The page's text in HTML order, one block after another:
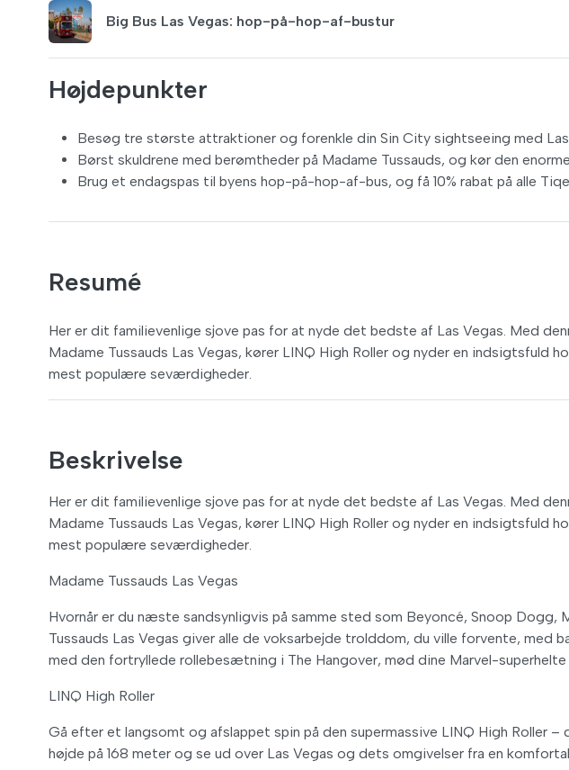
Big Bus Las Vegas: hop-på-hop-af-bustur
Højdepunkter
Besøg tre største attraktioner og forenkle din Sin City sightseeing med Las
Børst skuldrene med berømtheder på Madame Tussauds, og kør den
Brug et endagspas til byens hop-på-hop-af-bus, og få 10% rabat på alle
Resumé
Her er dit familievenlige sjove pas for at nyde det bedste af Las Vegas. Med
Madame Tussauds Las Vegas, kører LINQ High Roller og nyder en indsigtsfuld
mest populære seværdigheder.
Beskrivelse
Her er dit familievenlige sjove pas for at nyde det bedste af Las Vegas. Med
Madame Tussauds Las Vegas, kører LINQ High Roller og nyder en indsigtsfuld
mest populære seværdigheder.
Madame Tussauds Las Vegas
Hvornår er du næste sandsynligvis på samme sted som Beyoncé, Snoop Dogg,
Tussauds Las Vegas giver alle de voksarbejde trolddom, du ville forvente, med
med den fortryllede rollebesætning i The Hangover, mød dine Marvel-
LINQ High Roller
Gå efter et langsomt og afslappet spin på den supermassive LINQ High Roller
højde på 168 meter og se ud over Las Vegas og dets omgivelser fra en